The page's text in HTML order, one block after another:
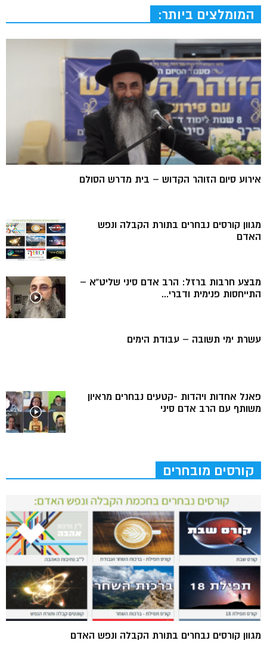
המומלצים ביותר:
אירוע סיום הזוהר הקדוש – בית מדרש הסולם
מגוון קורסים נבחרים בתורת הקבלה ונפש
האדם
מבצע חרבות ברזל: הרב אדם סיני שליט”א –
התייחסות פנימית ודברי...
עשרת ימי תשובה – עבודת הימים
פאנל אחדות ויהדות -קטעים נבחרים מראיון
משותף עם הרב אדם סיני
קורסים מובחרים
מגוון קורסים נבחרים בתורת הקבלה ונפש האדם